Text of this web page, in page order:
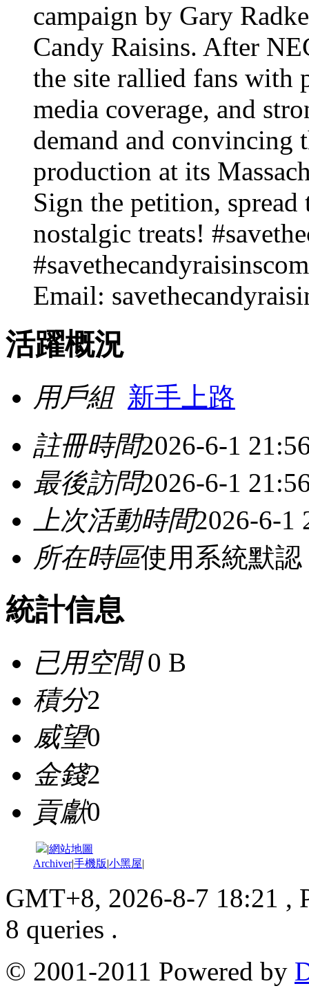
campaign by Gary
Candy Raisins. After
the site rallied fans with
media coverage, and
demand and convincing
production at its
Sign the petition, spread
nostalgic treats!
#savethecandyraisinscom
Email:
活躍概況
用戶組 新手上路
註冊時間2026-6-1
最後訪問2026-6-1
上次活動時間2026-6-1
所在時區使用系統默認
統計信息
已用空間0 B
積分2
威望0
金錢2
貢獻0
|網站地圖
Archiver|手機版|小黑屋|
GMT+8, 2026-8-7 18:21 ,
8 queries .
© 2001-2011 Powered by